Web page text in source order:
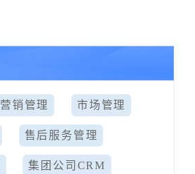
营销管理 市场管理
售后服务管理
集团公司CRM